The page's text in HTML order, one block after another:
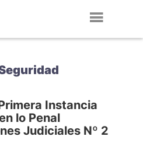
Instancia
lo Penal
Judiciales Nº 2